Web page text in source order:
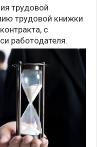
трудовой
трудовой книжки
с
работодателя.